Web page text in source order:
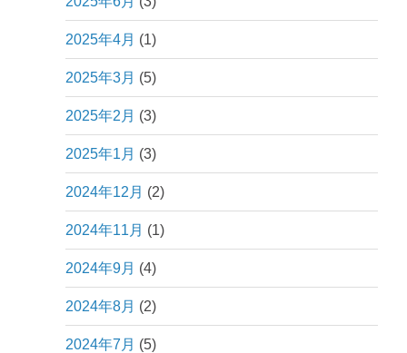
2025年4月 (1)
2025年3月 (5)
2025年2月 (3)
2025年1月 (3)
2024年12月 (2)
2024年11月 (1)
2024年9月 (4)
2024年8月 (2)
2024年7月 (5)